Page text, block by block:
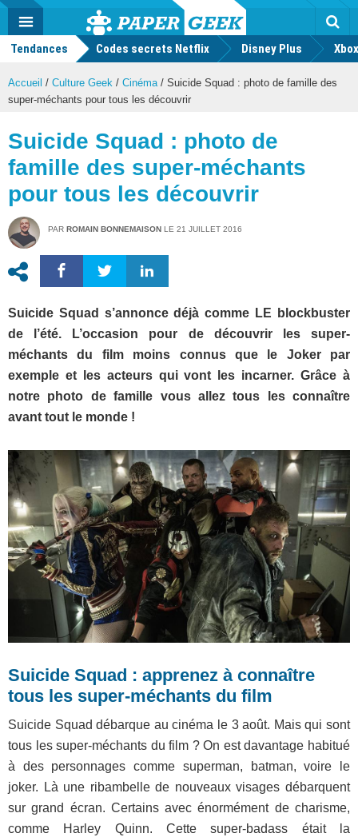
Actu
geek
MENU
Tendances Codes secrets Netflix Disney Plus
Accueil / Culture Geek / Cinéma / Suicide Squad : photo de famille des
super-méchants pour tous les découvrir
Suicide Squad : photo de
famille des super-méchants
pour tous les découvrir
PAR ROMAIN BONNEMAISON LE 21 JUILLET 2016
Suicide Squad s’annonce déjà comme LE blockbuster
de l’été. L’occasion pour de découvrir les super-
méchants du film moins connus que le Joker par
exemple et les acteurs qui vont les incarner. Grâce à
notre photo de famille vous allez tous les connaître
avant tout le monde !
Suicide Squad : apprenez à connaître
tous les super-méchants du film
Suicide Squad débarque au cinéma le 3 août. Mais qui sont
tous les super-méchants du film ? On est davantage habitué
à des personnages comme superman, batman, voire le
joker. Là une ribambelle de nouveaux visages débarquent
sur grand écran. Certains avec énormément de charisme,
comme Harley Quinn. Cette super-badass était la
Mode
FacebookTwitter Youtube